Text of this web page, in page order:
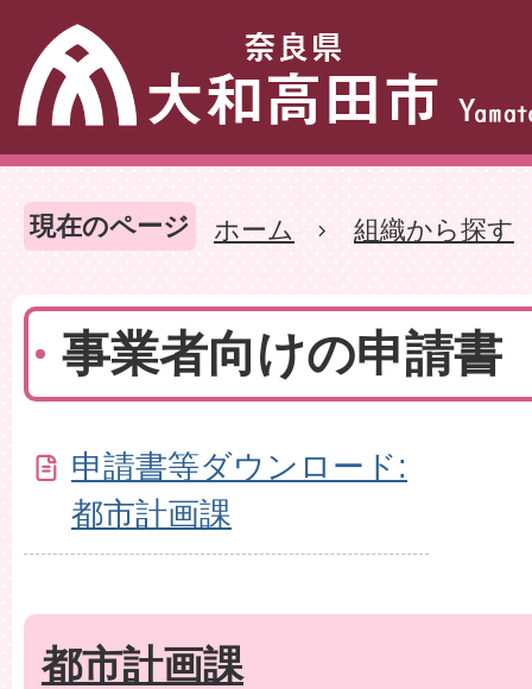
現在のページ ホーム 組織から探す
事業者向けの申請書
申請書等ダウンロード:
都市計画課
都市計画課